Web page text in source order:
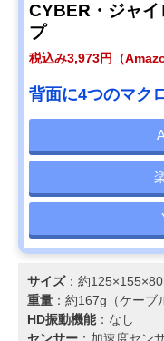
CYBER・ジャイ
プ
税込み3,973円（
背面に4つのマク
サイズ：約
重量 ：約167g（ケーブ
HD振動機能：なし